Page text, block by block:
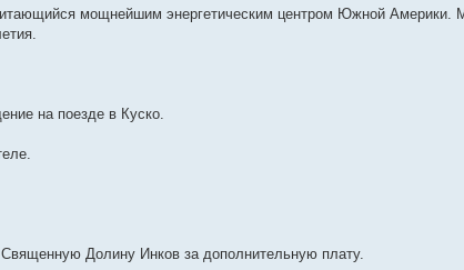
мощнейшим энергетическим центром Южной Америки.
на поезде в Куско.
Долину Инков за дополнительную плату.